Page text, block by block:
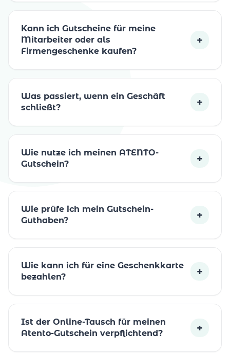
Kann ich Gutscheine für meine
Mitarbeiter oder als
Firmengeschenke kaufen?
+
Was passiert, wenn ein Geschäft
schließt?
+
Wie nutze ich meinen ATENTO-
Gutschein?
+
Wie prüfe ich mein Gutschein-
Guthaben?
+
Wie kann ich für eine Geschenkkarte
bezahlen?
+
Ist der Online-Tausch für meinen
Atento-Gutschein verpflichtend?
+